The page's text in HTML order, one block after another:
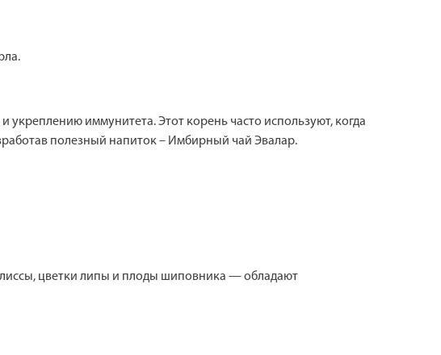
иммунитета. Этот корень часто используют, когда
полезный напиток – Имбирный чай Эвалар.
цветки липы и плоды шиповника — обладают